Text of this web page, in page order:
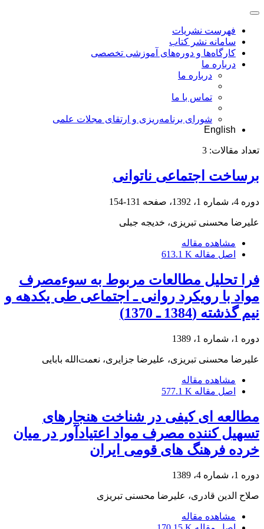
فهرست نشریات
سامانه نشر کتاب
کارگاه‌ها و دوره‌های آموزشی تخصصی
درباره ما
درباره ما
تماس با ما
شورای برنامه‌ریزی و ارتقای مجلات علمی
English
تعداد مقالات: 3
برساخت اجتماعی ناتوانی
دوره 4، شماره 1، 1392، صفحه 131-154
علیرضا محسنی تبریزی، خدیجه جبلی
مشاهده مقاله
اصل مقاله 613.1 K
فرا تحلیل مطالعات مربوط به سوءمصرف
مواد با رویکرد روانی ـ‌ اجتماعی طی یکدهه و
نیم گذشته (1384 ـ 1370)
دوره 1، شماره 1، 1389
علیرضا محسنی تبریزی، علیرضا جزایری، نعمت‌الله بابایی
مشاهده مقاله
اصل مقاله 577.1 K
مطالعه ای کیفی در شناخت هنجارهای
تسهیل کننده مصرف مواد اعتیادآور در میان
خرده فرهنگ های قومی ایران
دوره 1، شماره 4، 1389
صلاح الدین قادری، علیرضا محسنی تبریزی
مشاهده مقاله